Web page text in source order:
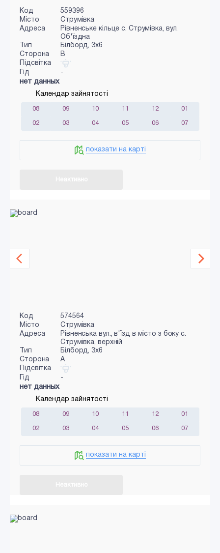
Код
559396
Місто
Струмівка
Адреса
Рівненське кільце c. Струмівка, вул.
Об'їздна
Тип
Білборд, 3х6
Сторона
B
Підсвітка
Гід
-
нет данных
Календар зайнятості
08 09 10 11 12 01
02 03 04 05 06 07
показати на карті
Код
574564
Місто
Струмівка
Адреса
Рівненська вул., в'їзд в місто з боку с.
Струмівка, верхній
Тип
Білборд, 3x6
Сторона
A
Підсвітка
Гід
-
нет данных
Календар зайнятості
08 09 10 11 12 01
02 03 04 05 06 07
показати на карті